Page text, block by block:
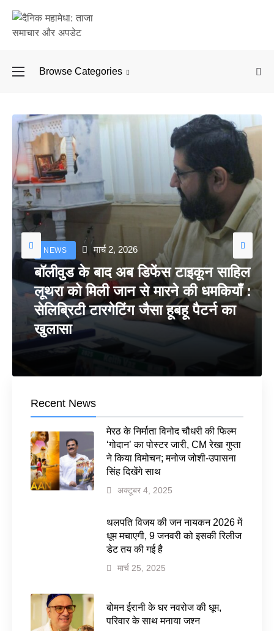
Browse Categories
NEWS मार्च 2, 2026
बॉलीवुड के बाद अब डिफेंस टाइकून साहिल
लूथरा को मिली जान से मारने की धमकियाँ :
सेलिब्रिटी टारगेटिंग जैसा हूबहू पैटर्न का
खुलासा
Recent News
मेरठ के निर्माता विनोद चौधरी की फिल्म
‘गोदान’ का पोस्टर जारी, CM रेखा गुप्ता
ने किया विमोचन; मनोज जोशी-उपासना
सिंह दिखेंगे साथ
अक्टूबर 4, 2025
थलपति विजय की जन नायकन 2026 में
धूम मचाएगी, 9 जनवरी को इसकी रिलीज
डेट तय की गई है
मार्च 25, 2025
बोमन ईरानी के घर नवरोज की धूम,
परिवार के साथ मनाया जश्न